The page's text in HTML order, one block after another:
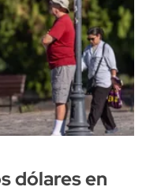
dólares en